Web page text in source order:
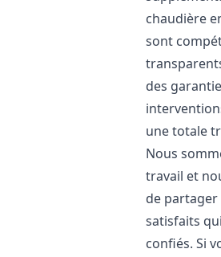
chaudière
sont
des
une totale
Nous
travail et
de partager
satisfaits
confiés. Si